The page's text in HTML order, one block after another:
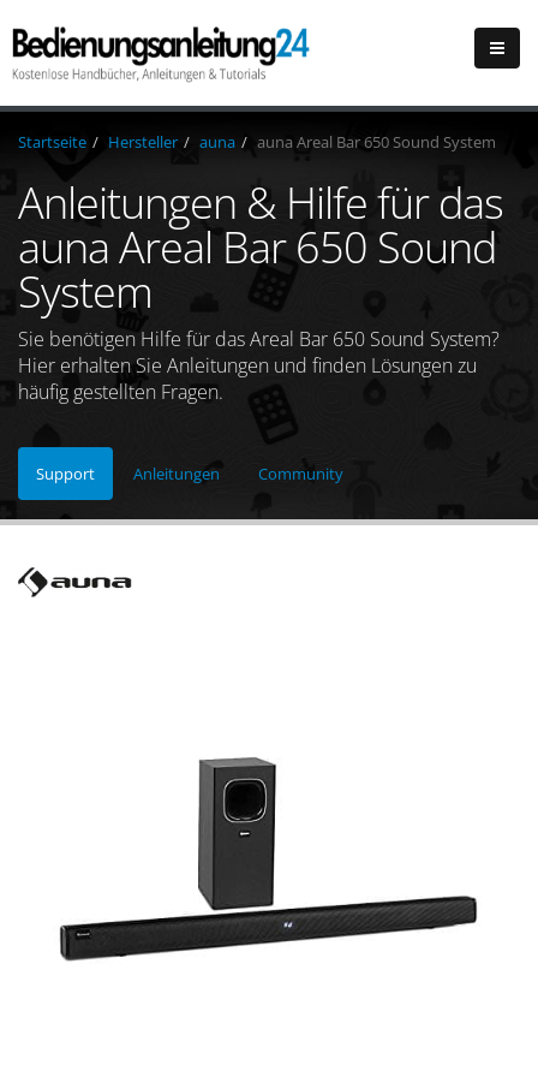
Startseite Hersteller auna auna Areal Bar 650 Sound System
Anleitungen & Hilfe für das
auna Areal Bar 650 Sound
System
Sie benötigen Hilfe für das Areal Bar 650 Sound System?
Hier erhalten Sie Anleitungen und finden Lösungen zu
häufig gestellten Fragen.
Support Anleitungen Community